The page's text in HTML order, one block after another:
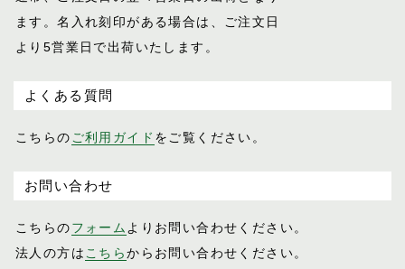
ます。名入れ刻印がある場合は、ご注文日
より5営業日で出荷いたします。
よくある質問
こちらの ご利用ガイド をご覧ください。
お問い合わせ
こちらのフォーム よりお問い合わせください。
法人の方は こちらからお問い合わせください。